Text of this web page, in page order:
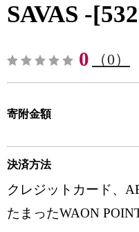
SAVAS -
0 （0）
寄附金額
決済方法
クレジットカード、
たまったWAON